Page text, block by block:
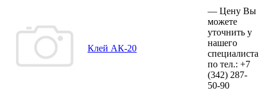
Клей АК-20
— Цену Вы
можете
уточнить у
нашего
специалиста
по тел.: +7
(342) 287-
50-90